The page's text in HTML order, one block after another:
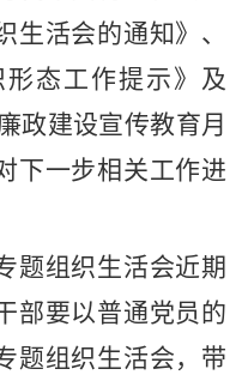
生活会的通知》、
形态工作提示》及
政建设宣传教育月
下一步相关工作进
题组织生活会近期
部要以普通党员的
题组织生活会，带